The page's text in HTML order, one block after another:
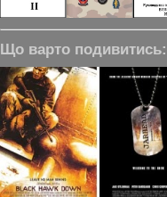
Що варто подивитись: